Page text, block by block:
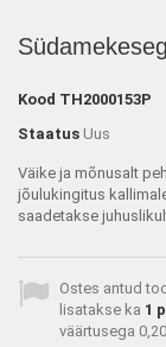
Kood TH2000153P
Staatus Uus
Väike ja mõnusalt
jõulukingitus
saadetakse
Ostes antud
lisatakse ka 1
väärtusega